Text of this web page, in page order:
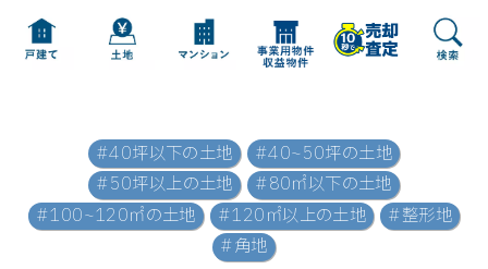
#40坪以下の土地
#40~50坪の土地
#50坪以上の土地
#80㎡以下の土地
#100~120㎡の土地
#120㎡以上の土地
#整形地
#角地